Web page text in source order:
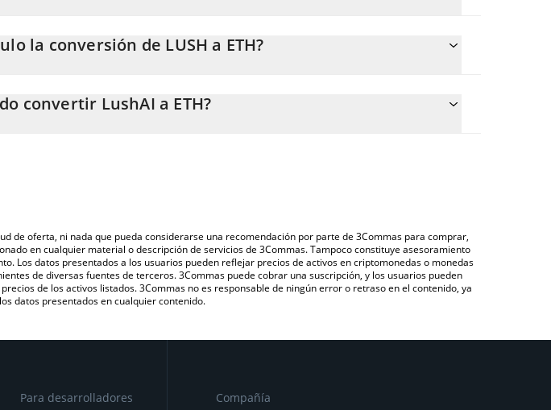
1 LushAI equivale a 1.80687e-7 ETH.
la conversión de LUSH a ETH?
ingresar la cantidad de LushAI en el campo correspondiente, y el valor se convertirá
Ethereum (ETH).
convertir LushAI a ETH?
de oferta, ni nada que pueda considerarse una recomendación por parte de 3Commas para comprar,
en cualquier material o descripción de servicios de 3Commas. Tampoco constituye asesoramiento
Los datos presentados a los usuarios pueden reflejar precios de activos en criptomonedas o monedas
de diversas fuentes de terceros. 3Commas puede cobrar una suscripción, y los usuarios pueden
de los activos listados. 3Commas no es responsable de ningún error o retraso en el contenido, ya
datos presentados en cualquier contenido.
Para desarrolladores Compañía